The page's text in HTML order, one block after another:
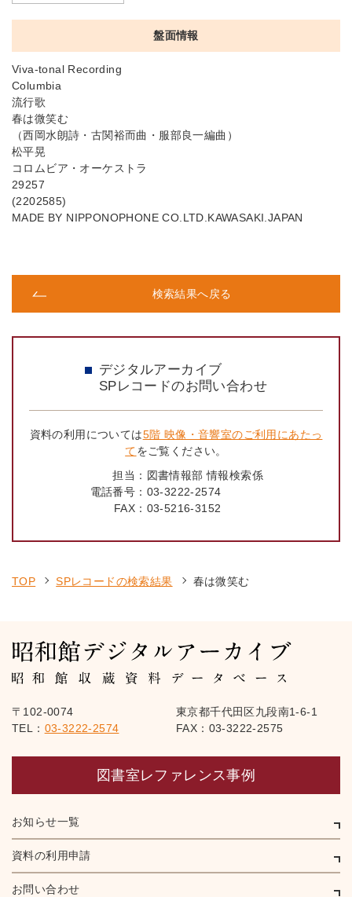
盤面情報
Viva-tonal Recording
Columbia
流行歌
春は微笑む
（西岡水朗詩・古関裕而曲・服部良一編曲）
松平晃
コロムビア・オーケストラ
29257
(2202585)
MADE BY NIPPONOPHONE CO.LTD.KAWASAKI.JAPAN
検索結果へ戻る
デジタルアーカイブ
SPレコードのお問い合わせ
資料の利用については5階 映像・音響室のご利用にあたっ
てをご覧ください。
担当： 図書情報部 情報検索係
電話番号： 03-3222-2574
FAX： 03-5216-3152
TOP SPレコードの検索結果 春は微笑む
〒102-0074
東京都千代田区九段南1-6-1
TEL： 03-3222-2574 FAX：03-3222-2575
図書室レファレンス事例
お知らせ一覧
資料の利用申請
お問い合わせ